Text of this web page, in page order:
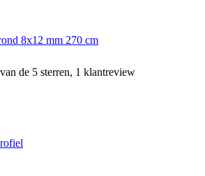
8x12 mm 270 cm
de 5 sterren, 1 klantreview